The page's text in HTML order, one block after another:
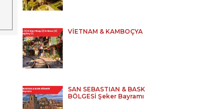
VİETNAM & KAMBOÇYA
SAN SEBASTIAN & BASK
BÖLGESİ Şeker Bayramı